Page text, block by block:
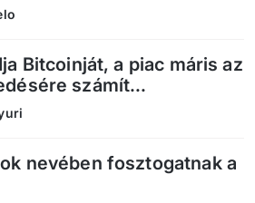
Bitcoinját, a piac máris az
számít...
nevében fosztogatnak a